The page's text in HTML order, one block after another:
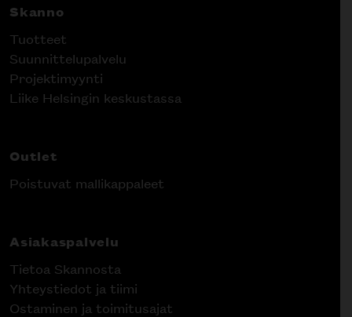
Skanno
Tuotteet
Suunnittelupalvelu
Projektimyynti
Liike Helsingin keskustassa
Outlet
Poistuvat mallikappaleet
Asiakaspalvelu
Tietoa Skannosta
Yhteystiedot ja tiimi
Ostaminen ja toimitusajat